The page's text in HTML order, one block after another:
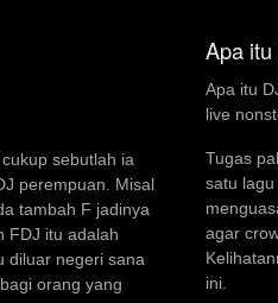
sebutlah ia
perempuan. Misal
tambah F jadinya
FDJ itu adalah
diluar negeri sana
orang yang
Apa
Apa itu
live
Tugas
satu
agar
ini.